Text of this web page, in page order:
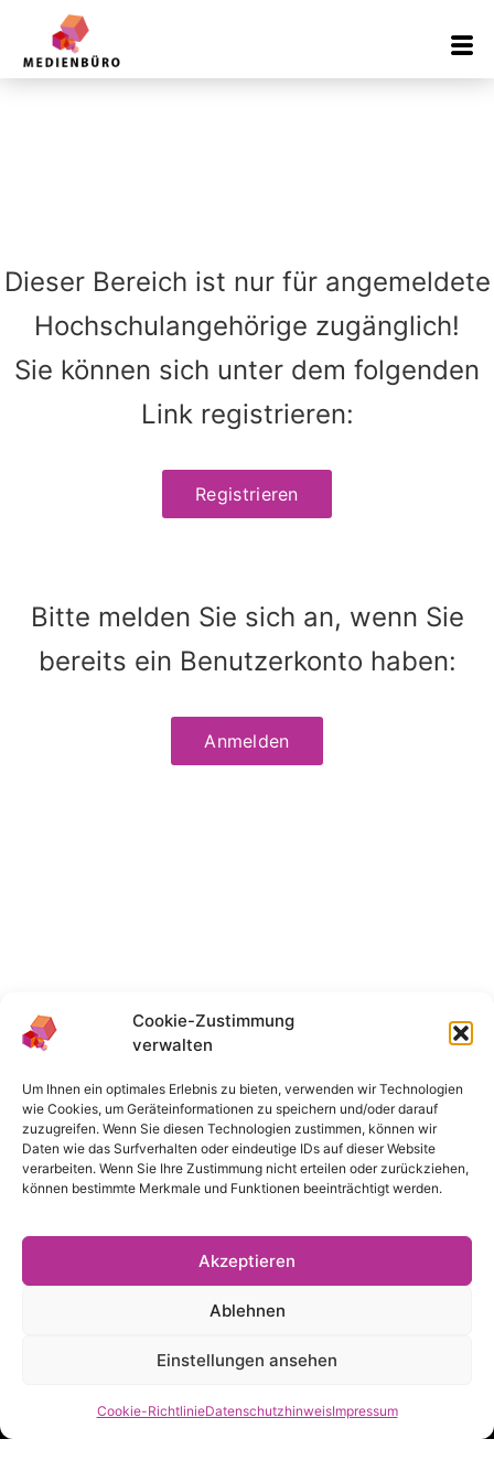
Cookie-Zustimmung
verwalten
Um Ihnen ein optimales Erlebnis zu bieten, verwenden wir Technologien
wie Cookies, um Geräteinformationen zu speichern und/oder darauf
zuzugreifen. Wenn Sie diesen Technologien zustimmen, können wir
Daten wie das Surfverhalten oder eindeutige IDs auf dieser Website
verarbeiten. Wenn Sie Ihre Zustimmung nicht erteilen oder zurückziehen,
können bestimmte Merkmale und Funktionen beeinträchtigt werden.
Akzeptieren
Ablehnen
Einstellungen ansehen
Cookie-RichtlinieDatenschutzhinweisImpressum
springen
Dieser Bereich ist nur für angemeldete
Hochschulangehörige zugänglich!
Sie können sich unter dem folgenden
Link registrieren:
Registrieren
Bitte melden Sie sich an, wenn Sie
bereits ein Benutzerkonto haben:
Anmelden
Das Angebot des Medienbüros richtet sich ausschließlich an
Lehrende der TH Köln.
Navigation
Datenschutzhinweis